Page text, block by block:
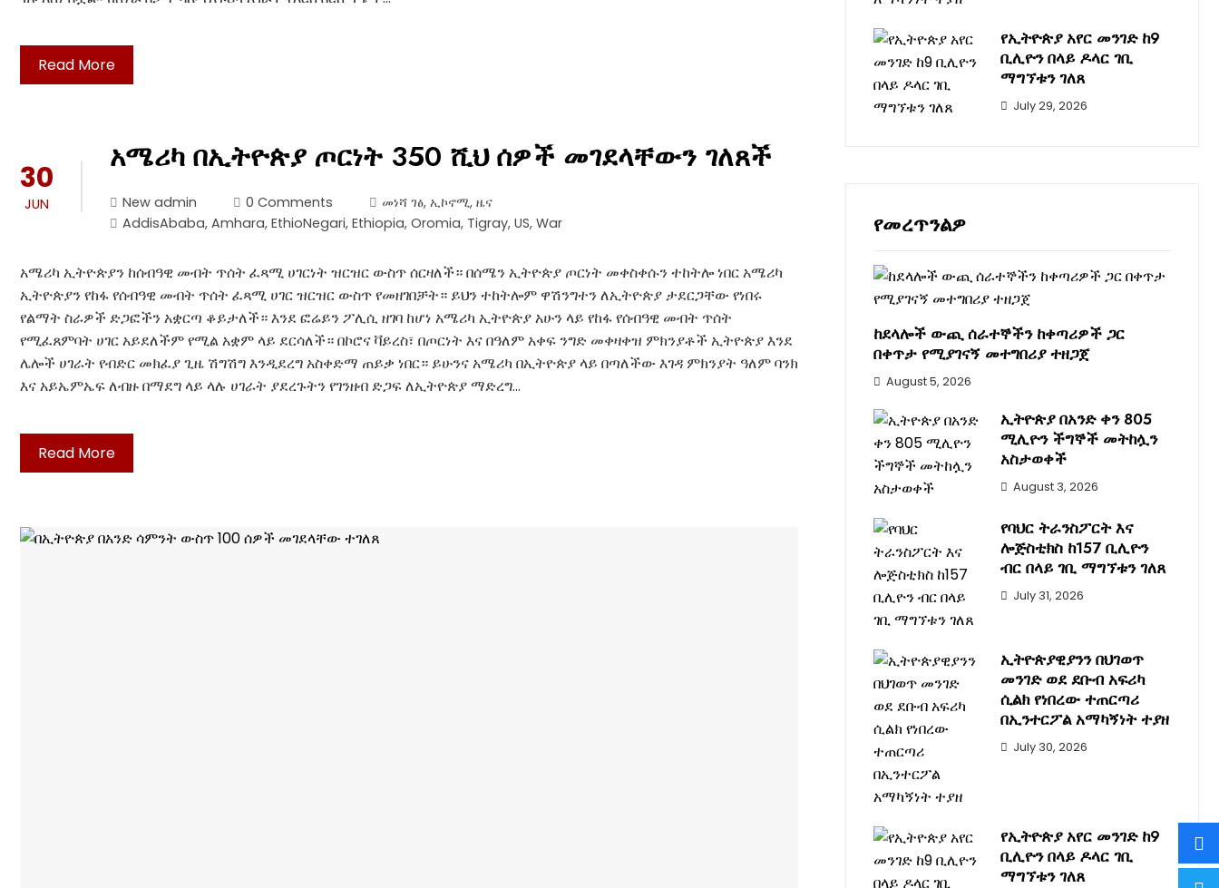
Read More
30
JUN
አሜሪካ በኢትዮጵያ ጦርነት 350 ሺህ ሰዎች መገደላቸውን ገለጸች
New admin 0 Comments መነሻ ገፅ, ኢኮኖሚ, ዜና
AddisAbaba, Amhara, EthioNegari, Ethiopia, Oromia, Tigray, US, War
አሜሪካ ኢትዮጵያን ከሰብዓዊ መብት ጥሰት ፈጻሚ ሀገርነት ዝርዝር ውስጥ ሰርዛለች። በሰሜን ኢትዮጵያ ጦርነት መቀስቀሱን ተከትሎ ነበር አሜሪካ
ኢትዮጵያን የከፋ የሰብዓዊ መብት ጥሰት ፈጻሚ ሀገር ዝርዝር ውስጥ የመዘገበቻት። ይህን ተከትሎም ዋሽንግተን ለኢትዮጵያ ታደርጋቸው የነበሩ
የልማት ስራዎች ድጋፎችን አቋርጣ ቆይታለች። እንደ ፎሬይን ፖሊሲ ዘገባ ከሆነ አሜሪካ ኢትዮጵያ አሁን ላይ የከፋ የሰብዓዊ መብት ጥሰት
የሚፈጸምባት ሀገር አይደለችም የሚል አቋም ላይ ደርሳለች። በኮሮና ቫይረስ፣ በጦርነት እና በዓለም አቀፍ ንግድ መቀዛቀዝ ምክንያቶች ኢትዮጵያ እንደ
ሌሎች ሀገራት የብድር መክፈያ ጊዜ ሽግሽግ እንዲደረግ አስቀድማ ጠይቃ ነበር። ይሁንና አሜሪካ በኢትዮጵያ ላይ በጣለችው እገዳ ምክንያት ዓለም ባንክ
እና አይኤምኤፍ ለብዙ በማደግ ላይ ላሉ ሀገራት ያደረጉትን የገንዘብ ድጋፍ ለኢትዮጵያ ማድረግ…
Read More
የኢትዮጵያ አየር መንገድ ከ9
ቢሊዮን በላይ ዶላር ገቢ
ማግኘቱን ገለጸ
July 29, 2026
የመረጥንልዎ
ከደላሎች ውጪ ሰራተኞችን ከቀጣሪዎች ጋር
በቀጥታ የሚያገናኝ መተግበሪያ ተዘጋጀ
August 5, 2026
ኢትዮጵያ በአንድ ቀን 805
ሚሊዮን ችግኞች መትከሏን
አስታወቀች
August 3, 2026
የባህር ትራንስፖርት እና
ሎጅስቲክስ ከ157 ቢሊዮን
ብር በላይ ገቢ ማግኘቱን ገለጸ
July 31, 2026
ኢትዮጵያዊያንን በህገወጥ
መንገድ ወደ ደቡብ አፍሪካ
ሲልክ የነበረው ተጠርጣሪ
በኢንተርፖል አማካኝነት ተያዘ
July 30, 2026
የኢትዮጵያ አየር መንገድ ከ9
ቢሊዮን በላይ ዶላር ገቢ
ማግኘቱን ገለጸ